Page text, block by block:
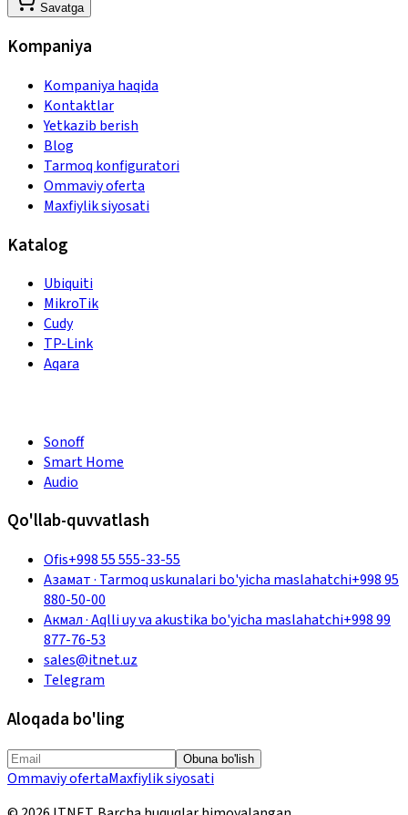
Savatga
Kompaniya
Kompaniya haqida
Kontaktlar
Yetkazib berish
Blog
Tarmoq konfiguratori
Ommaviy oferta
Maxfiylik siyosati
Katalog
Ubiquiti
MikroTik
Cudy
TP-Link
Aqara
Sonoff
Smart Home
Audio
Qo'llab-quvvatlash
Ofis+998 55 555-33-55
Азамат· Tarmoq uskunalari bo'yicha maslahatchi+998 95
880-50-00
Акмал·Aqlli uy va akustika bo'yicha maslahatchi+998 99
877-76-53
sales@itnet.uz
Telegram
Aloqada bo'ling
Obuna bo'lish
Ommaviy ofertaMaxfiylik siyosati